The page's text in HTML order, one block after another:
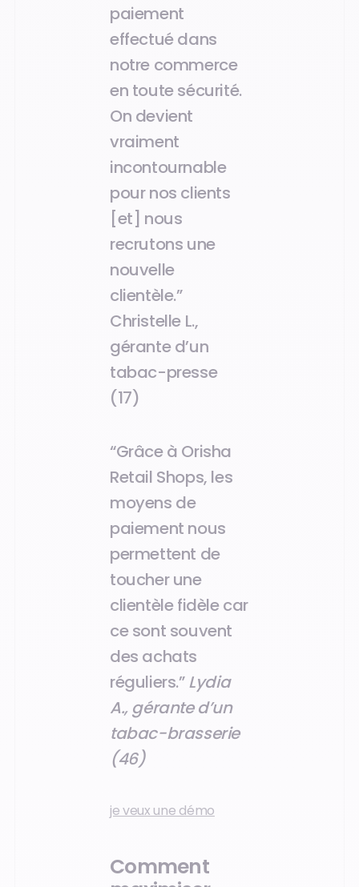
paiement
effectué dans
notre commerce
en toute sécurité.
On devient
vraiment
incontournable
pour nos clients
[et] nous
recrutons une
nouvelle
clientèle.”
Christelle L.,
gérante d’un
tabac-presse
(17)
“Grâce à Orisha
Retail Shops, les
moyens de
paiement nous
permettent de
toucher une
clientèle fidèle car
ce sont souvent
des achats
réguliers.”Lydia
A., gérante d’un
tabac-brasserie
(46)
je veux une démo
Comment